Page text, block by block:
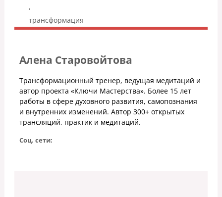
,
трансформация
Алена Старовойтова
Трансформационный тренер, ведущая медитаций и
автор проекта «Ключи Мастерства». Более 15 лет
работы в сфере духовного развития, самопознания
и внутренних изменений. Автор 300+ открытых
трансляций, практик и медитаций.
Соц. сети: